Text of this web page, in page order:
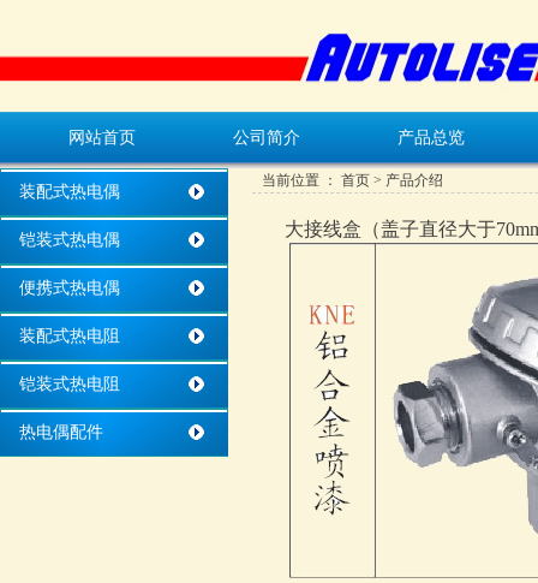
网站首页 公司简介 产品总览
装配式热电偶
铠装式热电偶
便携式热电偶
装配式热电阻
铠装式热电阻
热电偶配件
当前位置 ： 首页 > 产品介绍
大接线盒（盖子直径大于